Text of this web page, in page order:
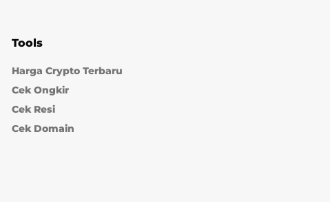
Tools
Harga Crypto Terbaru
Cek Ongkir
Cek Resi
Cek Domain